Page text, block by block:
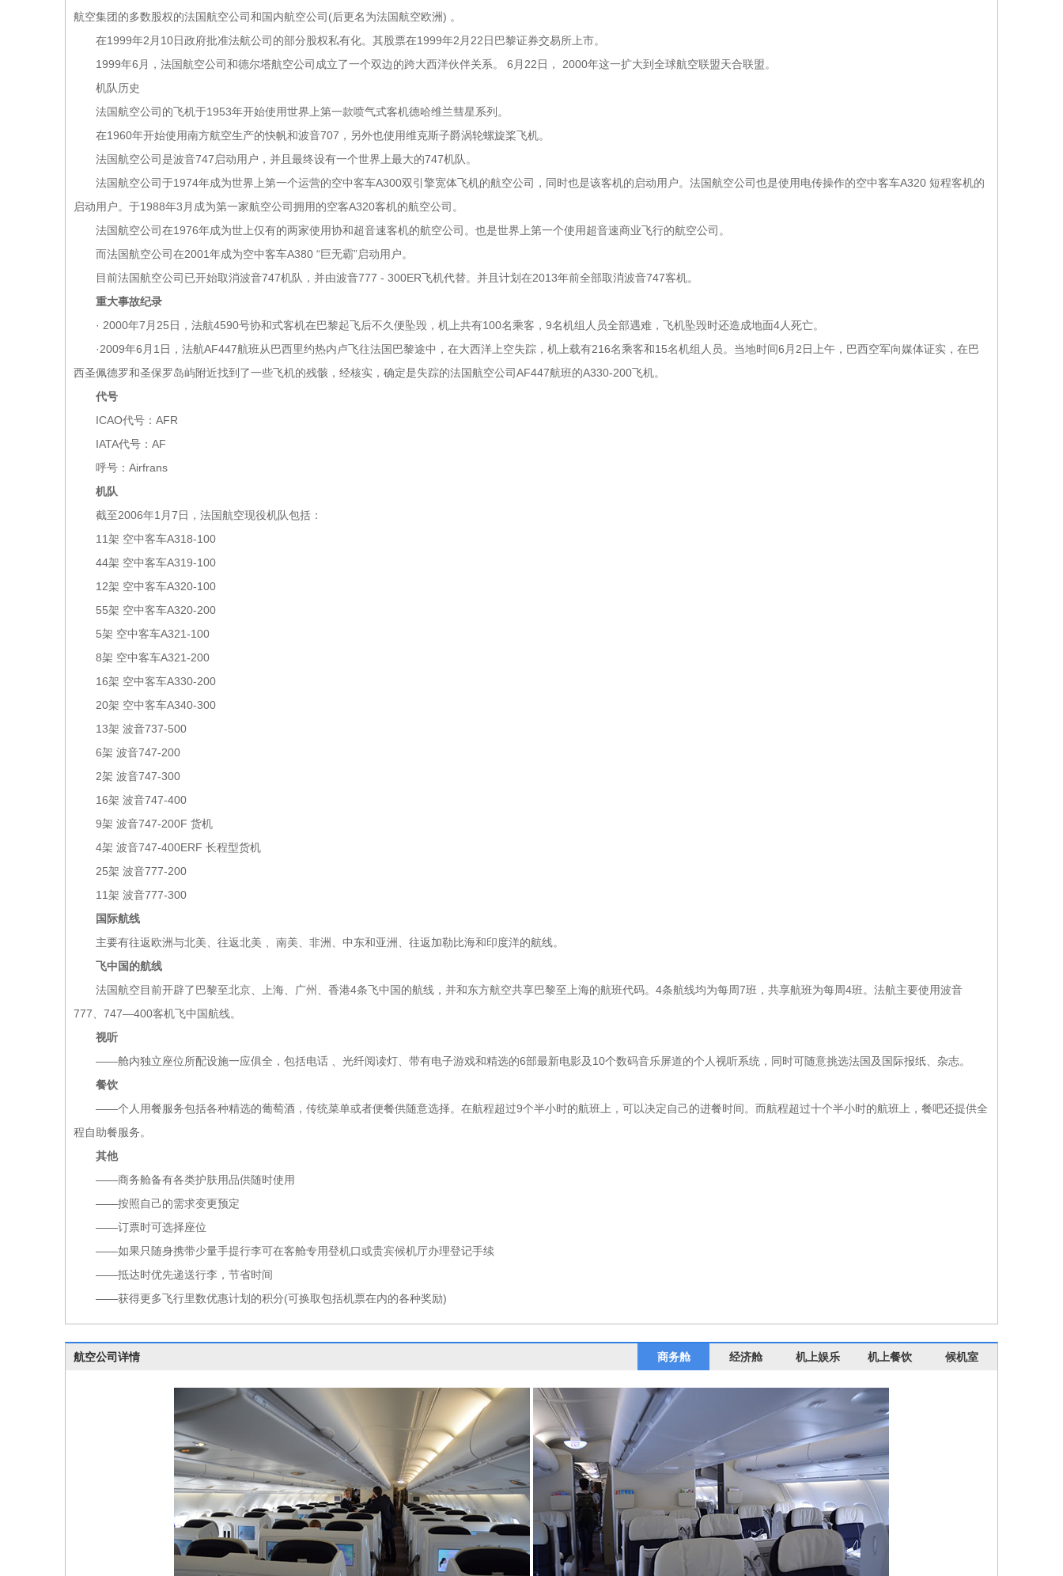
航空集团的多数股权的法国航空公司和国内航空公司(后更名为法国航空欧洲) 。
在1999年2月10日政府批准法航公司的部分股权私有化。其股票在1999年2月22日巴黎证券交易所上市。
1999年6月，法国航空公司和德尔塔航空公司成立了一个双边的跨大西洋伙伴关系。 6月22日， 2000年这一扩大到全球航空联盟天合联盟。
机队历史
法国航空公司的飞机于1953年开始使用世界上第一款喷气式客机德哈维兰彗星系列。
在1960年开始使用南方航空生产的快帆和波音707，另外也使用维克斯子爵涡轮螺旋桨飞机。
法国航空公司是波音747启动用户，并且最终设有一个世界上最大的747机队。
法国航空公司于1974年成为世界上第一个运营的空中客车A300双引擎宽体飞机的航空公司，同时也是该客机的启动用户。法国航空公司也是使用电传操作的空中客车A320 短程客机的
启动用户。于1988年3月成为第一家航空公司拥用的空客A320客机的航空公司。
法国航空公司在1976年成为世上仅有的两家使用协和超音速客机的航空公司。也是世界上第一个使用超音速商业飞行的航空公司。
而法国航空公司在2001年成为空中客车A380 “巨无霸”启动用户。
目前法国航空公司已开始取消波音747机队，并由波音777 - 300ER飞机代替。并且计划在2013年前全部取消波音747客机。
重大事故纪录
· 2000年7月25日，法航4590号协和式客机在巴黎起飞后不久便坠毁，机上共有100名乘客，9名机组人员全部遇难，飞机坠毁时还造成地面4人死亡。
·2009年6月1日，法航AF447航班从巴西里约热内卢飞往法国巴黎途中，在大西洋上空失踪，机上载有216名乘客和15名机组人员。当地时间6月2日上午，巴西空军向媒体证实，在巴
西圣佩德罗和圣保罗岛屿附近找到了一些飞机的残骸，经核实，确定是失踪的法国航空公司AF447航班的A330-200飞机。
代号
ICAO代号：AFR
IATA代号：AF
呼号：Airfrans
机队
截至2006年1月7日，法国航空现役机队包括：
11架 空中客车A318-100
44架 空中客车A319-100
12架 空中客车A320-100
55架 空中客车A320-200
5架 空中客车A321-100
8架 空中客车A321-200
16架 空中客车A330-200
20架 空中客车A340-300
13架 波音737-500
6架 波音747-200
2架 波音747-300
16架 波音747-400
9架 波音747-200F 货机
4架 波音747-400ERF 长程型货机
25架 波音777-200
11架 波音777-300
国际航线
主要有往返欧洲与北美、往返北美 、南美、非洲、中东和亚洲、往返加勒比海和印度洋的航线。
飞中国的航线
法国航空目前开辟了巴黎至北京、上海、广州、香港4条飞中国的航线，并和东方航空共享巴黎至上海的航班代码。4条航线均为每周7班，共享航班为每周4班。法航主要使用波音
777、747—400客机飞中国航线。
视听
——舱内独立座位所配设施一应俱全，包括电话 、光纤阅读灯、带有电子游戏和精选的6部最新电影及10个数码音乐屏道的个人视听系统，同时可随意挑选法国及国际报纸、杂志。
餐饮
——个人用餐服务包括各种精选的葡萄酒，传统菜单或者便餐供随意选择。在航程超过9个半小时的航班上，可以决定自己的进餐时间。而航程超过十个半小时的航班上，餐吧还提供全
程自助餐服务。
其他
——商务舱备有各类护肤用品供随时使用
——按照自己的需求变更预定
——订票时可选择座位
——如果只随身携带少量手提行李可在客舱专用登机口或贵宾候机厅办理登记手续
——抵达时优先递送行李，节省时间
——获得更多飞行里数优惠计划的积分(可换取包括机票在内的各种奖励)
航空公司详情 商务舱 经济舱 机上娱乐 机上餐饮 候机室